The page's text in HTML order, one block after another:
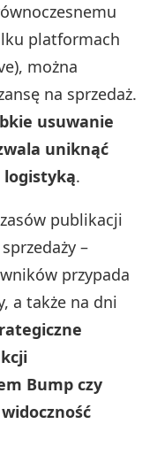
platformach
można
na sprzedaż.
usuwanie
uniknąć
logistyką.
publikacji
–
przypada
a także na dni
Bump czy